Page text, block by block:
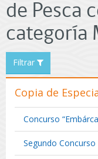
Gobierno
Chile
de Pesca
categoría
Filtrar
Copia de
Concurso
Segundo